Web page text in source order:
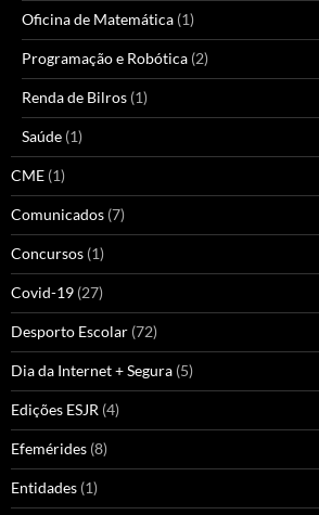
Oficina de Matemática (1)
Programação e Robótica (2)
Renda de Bilros (1)
Saúde (1)
CME (1)
Comunicados (7)
Concursos (1)
Covid-19 (27)
Desporto Escolar (72)
Dia da Internet + Segura (5)
Edições ESJR (4)
Efemérides (8)
Entidades (1)